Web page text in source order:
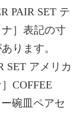
PAIR SET テ
］表記の寸
ります。
SET アメリカ
COFFEE
碗皿ペアセ